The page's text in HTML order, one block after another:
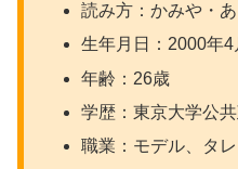
読み方：かみや・あ
生年月日：2000年4
年齢：26歳
学歴：東京大学公
職業：モデル、タ